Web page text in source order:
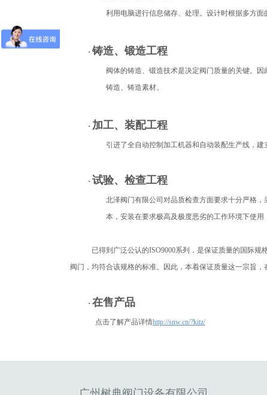
利用电脑进行信息储存、处理。设计时根据多方
· 铸造、锻造工程
阀体的铸造、锻造技术是决定阀门质量的关键。
铸造、铸造素材。
· 加工、装配工程
引进了全自动控制加工机器和自动装配生产线，建
· 试验、检查工程
北泽阀门有限公司对品质检查方面要求十分严格
本，安装在要求极高及极度恶劣的工作环境下使
已得到广泛公认的ISO9000系列，是保证质量的国际规
阀门，均符合该规格的标准。因此，本着保证质量这一宗旨
· 在售产品
点击了解产品详情http://snw.cn/?kitz/